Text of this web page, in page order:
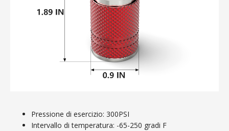
Pressione di esercizio: 300PSI
Intervallo di temperatura: -65-250 gradi F